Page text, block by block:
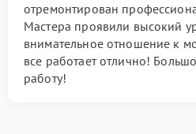
отремонтирован
Мастера проявили высокий
внимательное отношение к
все работает отлично!
работу!